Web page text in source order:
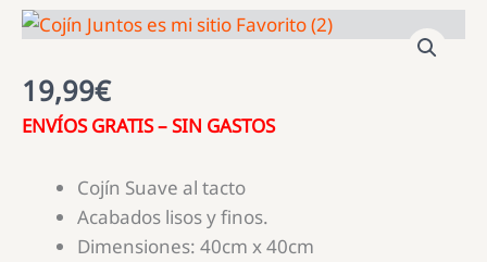
19,99€
ENVÍOS GRATIS – SIN GASTOS
Cojín Suave al tacto
Acabados lisos y finos.
Dimensiones: 40cm x 40cm